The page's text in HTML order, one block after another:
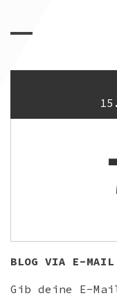
BLOG VIA E-MAIL
Gib deine E-